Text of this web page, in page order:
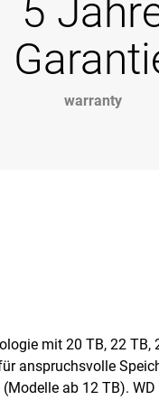
5
warranty
mit 20 TB, 22 TB,
anspruchsvolle
ab 12 TB). WD